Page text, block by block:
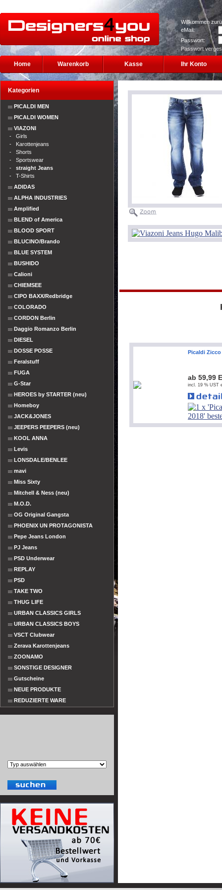
Willkommen
eMail:
Passwort:
Passwort
Home Warenkorb Kasse Ihr Konto
Kategorien
PICALDI MEN
PICALDI WOMEN
VIAZONI
- Girls
- Karottenjeans
- Shorts
- Sportswear
- straight Jeans
- T-Shirts
ADIDAS
ALPHA INDUSTRIES
Amplified
BLEND of America
BLOOD SPORT
BLUCINO/Brando
BLUE SYSTEM
BUSHIDO
Calioni
CHIEMSEE
CIPO BAXX/Redbridge
COLORADO
CORDON Berlin
Daggio Romanzo Berlin
DIESEL
DOSSE POSSE
Feralstuff
FUGA
G-Star
HEROES by STARTER (neu)
Homeboy
JACK&JONES
JEEPERS PEEPERS (neu)
KOOL ANNA
Levis
LONSDALE/BENLEE
mavi
Miss Sixty
Mitchell & Ness (neu)
M.O.D.
OG Original Gangsta
PHOENIX UN PROTAGONISTA
Pepe Jeans London
PJ Jeans
PSD Underwear
REPLAY
PSD
TAKE TWO
THUG LIFE
URBAN CLASSICS GIRLS
URBAN CLASSICS BOYS
VSCT Clubwear
Zerava Karottenjeans
ZOONAMO
SONSTIGE DESIGNER
Gutscheine
NEUE PRODUKTE
REDUZIERTE WARE
Picaldi Zicco
ab 59,99
incl. 19 % UST